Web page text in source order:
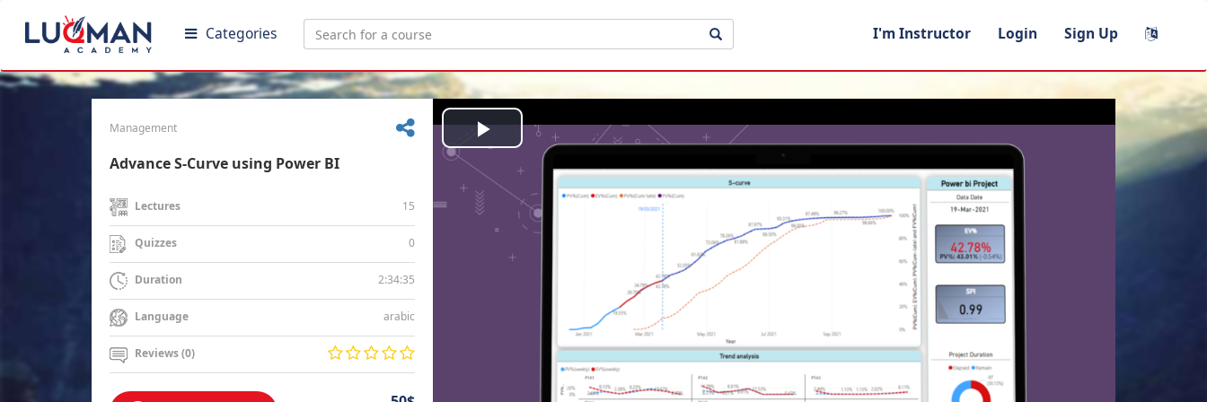
Categories I'm Instructor Login Sign Up
Management
Advance S-Curve using Power BI
Lectures 15
Quizzes 0
Duration 2:34:35
Language arabic
Reviews (0)
Play
Video